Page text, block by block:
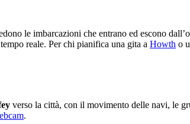
le imbarcazioni che entrano ed escono
reale. Per chi pianifica una gita a Howth o
verso la città, con il movimento delle navi, le
.